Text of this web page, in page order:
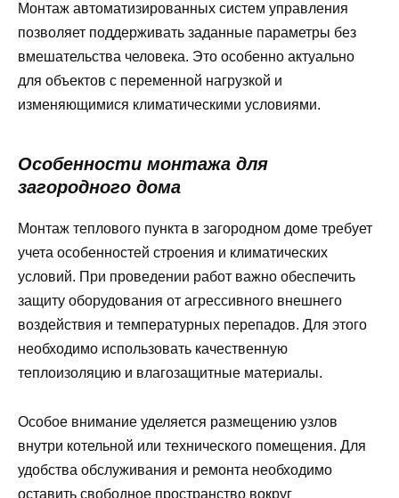
Монтаж автоматизированных систем управления
позволяет поддерживать заданные параметры без
вмешательства человека. Это особенно актуально
для объектов с переменной нагрузкой и
изменяющимися климатическими условиями.
Особенности монтажа для
загородного дома
Монтаж теплового пункта в загородном доме требует
учета особенностей строения и климатических
условий. При проведении работ важно обеспечить
защиту оборудования от агрессивного внешнего
воздействия и температурных перепадов. Для этого
необходимо использовать качественную
теплоизоляцию и влагозащитные материалы.
Особое внимание уделяется размещению узлов
внутри котельной или технического помещения. Для
удобства обслуживания и ремонта необходимо
оставить свободное пространство вокруг